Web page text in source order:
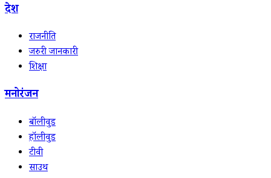
देश
राजनीति
जरुरी जानकारी
शिक्षा
मनोरंजन
बॉलीवुड
हॉलीवुड
टीवी
साउथ